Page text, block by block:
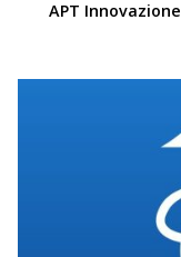
APT Innovazione